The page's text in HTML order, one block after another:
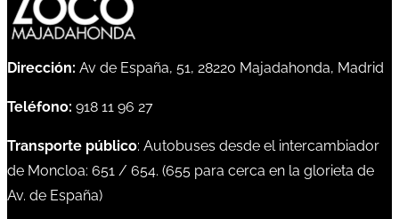
Dirección: Av de España, 51, 28220 Majadahonda, Madrid
Teléfono: 918 11 96 27
Transporte público: Autobuses desde el intercambiador
de Moncloa: 651 / 654. (655 para cerca en la glorieta de
Av. de España)